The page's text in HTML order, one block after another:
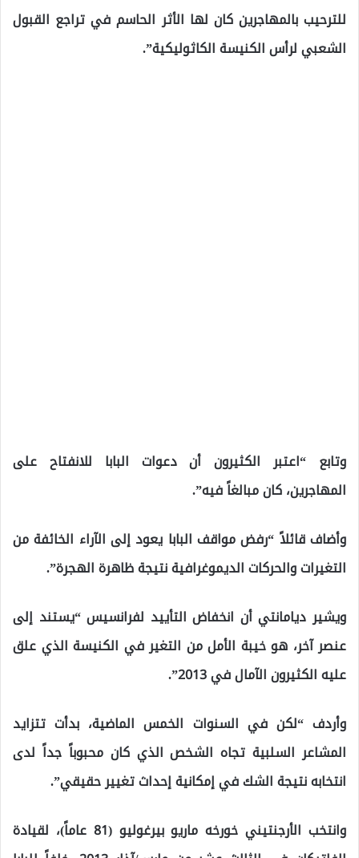
للترحيب بالمهاجرين كان لها الأثر الحاسم في تراجع القبول
الشعبي لرأس الكنيسة الكاثوليكية”.
وتابع “اعتبر الكثيرون أن دعوات البابا للانفتاح على
المهاجرين، كان مبالغاً فيه”.
وأضاف قائلاً “رفض مواقف البابا يعود إلى الآراء الخائفة من
التغيرات والحركات الديموغرافية نتيجة ظاهرة الهجرة”.
ويشير ديامانتي أن انخفاض التأييد لفرانسيس “يستند إلى
عنصر آخر، هو خيبة الأمل من التغير في الكنيسة الذي علق
عليه الكثيرون الآمال في 2013”.
وأردف “لكن في السنوات الخمس الماضية، بدأت تتزايد
المشاعر السلبية تجاه الشخص الذي كان محبوباً جداً لدى
انتخابه نتيجة الشك في إمكانية إحداث تغيير حقيقي”.
وانتخب الأرجنتيني خورخه ماريو بيرغوليو (81 عاماً)، لقيادة